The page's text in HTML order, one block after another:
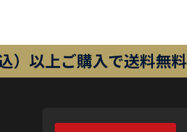
）以上ご購入で送料無料